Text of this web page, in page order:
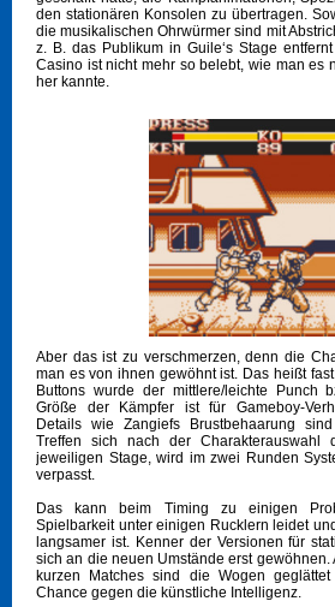
den stationären Konsolen zu übertragen.
die musikalischen Ohrwürmer sind mit
z. B. das Publikum in Guile‘s Stage
Casino ist nicht mehr so belebt, wie man es
her kannte.
Aber das ist zu verschmerzen, denn die
man es von ihnen gewöhnt ist. Das heißt
Buttons wurde der mittlere/leichte Punch
Größe der Kämpfer ist für Gameboy-
Details wie Zangiefs Brustbehaarung
Treffen sich nach der Charakterauswahl
jeweiligen Stage, wird im zwei Runden
verpasst.
Das kann beim Timing zu einigen
Spielbarkeit unter einigen Rucklern leidet
langsamer ist. Kenner der Versionen für
sich an die neuen Umstände erst
kurzen Matches sind die Wogen
Chance gegen die künstliche Intelligenz.